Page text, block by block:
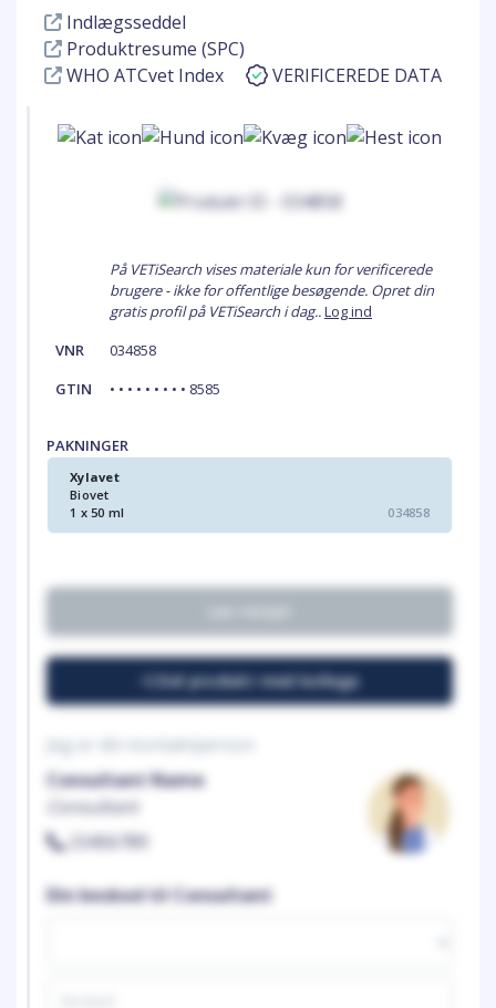
Indlægsseddel
Produktresume (SPC)
WHO ATCvet Index
VERIFICEREDE DATA
På VETiSearch vises materiale kun for verificerede
brugere - ikke for offentlige besøgende. Opret din
gratis profil på VETiSearch i dag..Log ind
VNR
034858
GTIN
• • • • • • • • • 8585
PAKNINGER
Xylavet
Biovet
1 x 50 ml
034858
Del produkt med kollega
Jeg er din kontaktperson
Consultant Name
Consultant
23456789
Din besked til Consultant